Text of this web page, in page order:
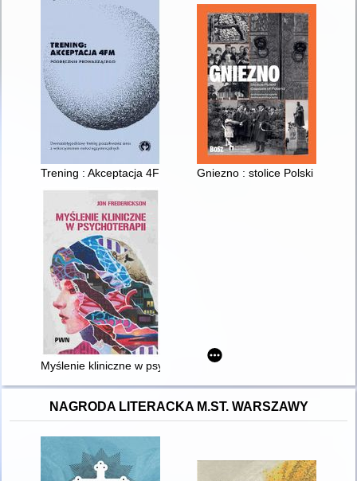
Trening : Akceptacja 4FM : podręcznik prowadzącego :
Gniezno : stolice Polski =
Myślenie kliniczne w psychoterapii : czym jest, czemu służy
NAGRODA LITERACKA M.ST. WARSZAWY